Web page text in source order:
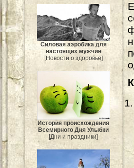
Силовая аэробика для
настоящих мужчин
[Новости о здоровье]
История происхождения
Всемирного Дня Улыбки
[Дни и праздники]